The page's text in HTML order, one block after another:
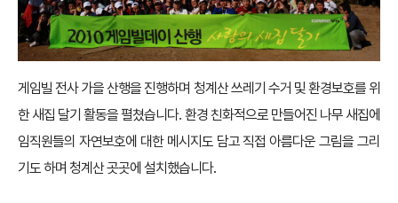
게임빌 전사 가을 산행을 진행하며 청계산 쓰레기 수거 및 환경보호를 위
한 새집 달기 활동을 펼쳤습니다. 환경 친화적으로 만들어진 나무 새집에
임직원들의 자연보호에 대한 메시지도 담고 직접 아름다운 그림을 그리
기도 하며 청계산 곳곳에 설치했습니다.